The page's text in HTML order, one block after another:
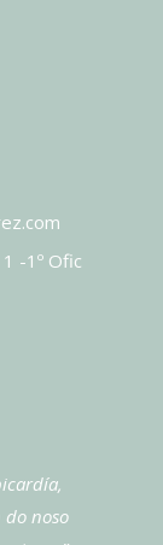
-1º Ofic
noso